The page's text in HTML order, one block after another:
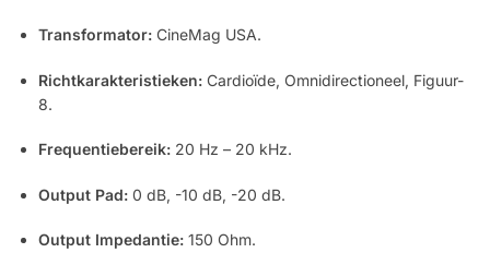
Transformator: CineMag USA.
Richtkarakteristieken: Cardioïde, Omnidirectioneel, Figuur-
8.
Frequentiebereik: 20 Hz – 20 kHz.
Output Pad: 0 dB, -10 dB, -20 dB.
Output Impedantie: 150 Ohm.